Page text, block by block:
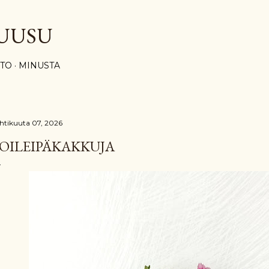
MINUSTA
07, 2026